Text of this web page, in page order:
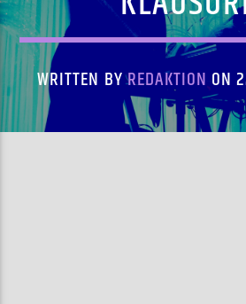
WRITTEN BYREDAKTIONON